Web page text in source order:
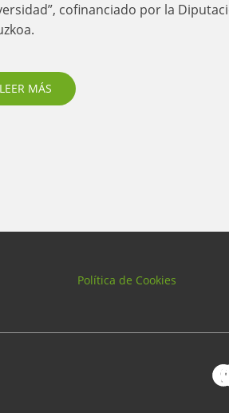
cofinanciado por la
LEER MÁS
Política de Cookies